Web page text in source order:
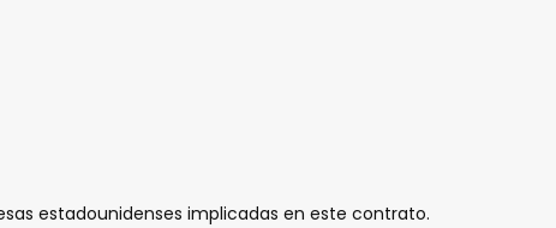
estadounidenses implicadas en este contrato.